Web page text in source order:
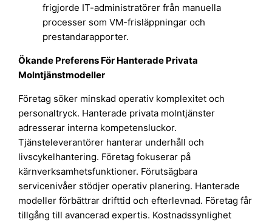
frigjorde IT-administratörer från manuella
processer som VM-frisläppningar och
prestandarapporter.
Ökande Preferens För Hanterade Privata
Molntjänstmodeller
Företag söker minskad operativ komplexitet och
personaltryck. Hanterade privata molntjänster
adresserar interna kompetensluckor.
Tjänsteleverantörer hanterar underhåll och
livscykelhantering. Företag fokuserar på
kärnverksamhetsfunktioner. Förutsägbara
servicenivåer stödjer operativ planering. Hanterade
modeller förbättrar drifttid och efterlevnad. Företag får
tillgång till avancerad expertis. Kostnadssynlighet